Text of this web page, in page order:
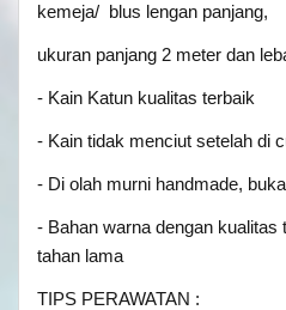
kemeja/ blus lengan panjang,
ukuran panjang 2 meter dan
- Kain Katun kualitas terbaik
- Kain tidak menciut setelah di
- Di olah murni handmade,
- Bahan warna dengan kualitas
tahan lama
TIPS PERAWATAN :